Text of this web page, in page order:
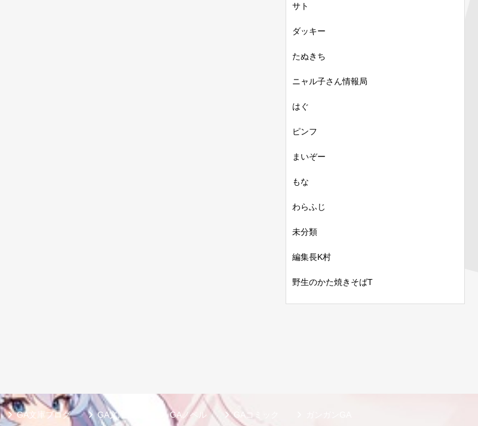
サト
ダッキー
たぬきち
ニャル子さん情報局
はぐ
ピンフ
まいぞー
もな
わらふじ
未分類
編集長K村
野生のかた焼きそばT
GA文庫ブログ GA文庫大賞 GAノベル GAコミック